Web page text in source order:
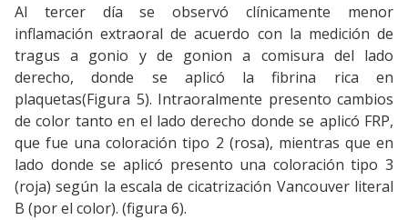
Al tercer día se observó clínicamente menor
inflamación extraoral de acuerdo con la medición de
tragus a gonio y de gonion a comisura del lado
derecho, donde se aplicó la fibrina rica en
plaquetas(Figura 5). Intraoralmente presento cambios
de color tanto en el lado derecho donde se aplicó FRP,
que fue una coloración tipo 2 (rosa), mientras que en
lado donde se aplicó presento una coloración tipo 3
(roja) según la escala de cicatrización Vancouver literal
B (por el color). (figura 6).